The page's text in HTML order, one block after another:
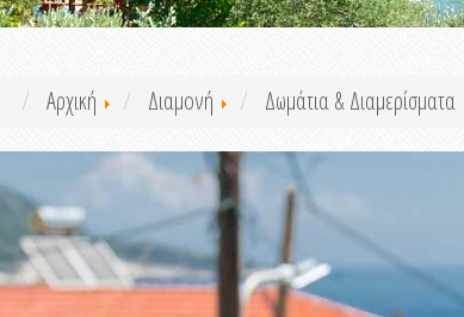
Αρχική Διαμονή Δωμάτια & Διαμερίσματα